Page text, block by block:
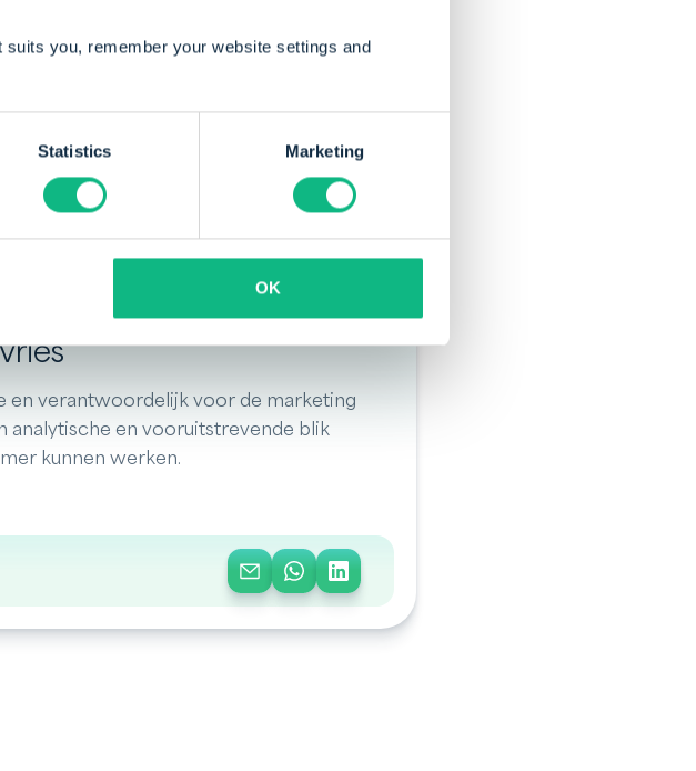
you, remember your website settings and
Statistics Marketing
OK
sneller worden betaald. De
nog eens tot 80% van jouw bestede
gemakkelijk en prettig om eenvoudig
Mocht een betaling toch
stuurt.
en verantwoordelijk voor de marketing
analytische en vooruitstrevende blik
kunnen werken.